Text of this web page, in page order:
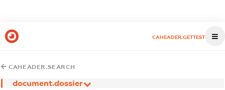
CAHEADER.GETTEST
CAHEADER.SEARCH
document.dossier